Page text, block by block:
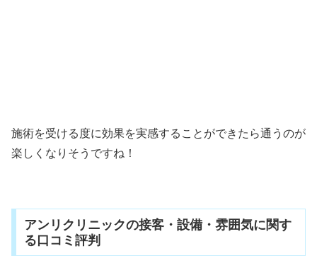
施術を受ける度に効果を実感することができたら通うのが
楽しくなりそうですね！
アンリクリニックの接客・設備・雰囲気に関す
る口コミ評判